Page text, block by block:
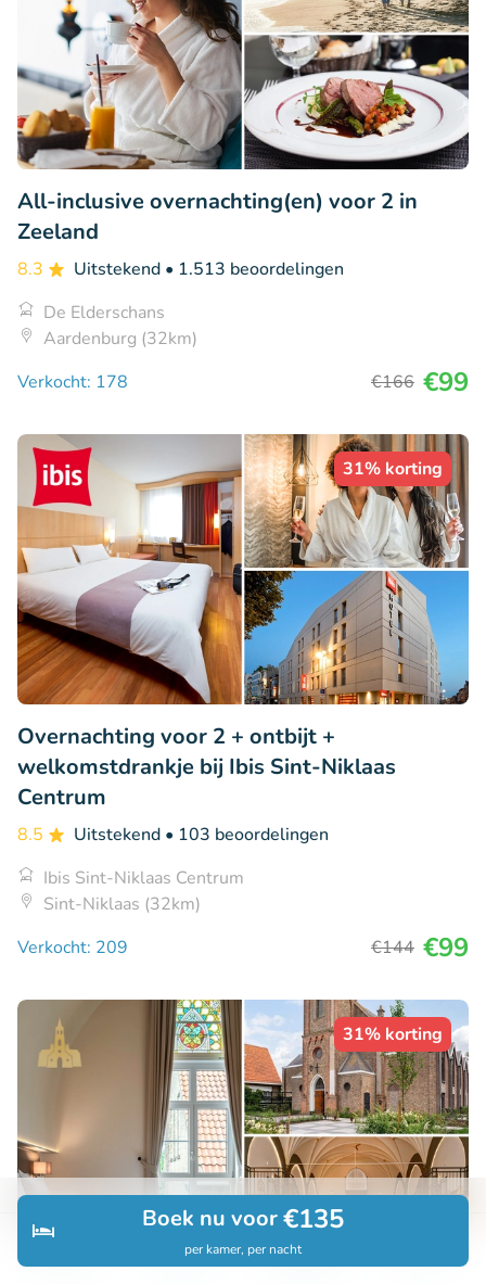
Zoeken Boekingen
Boek nu voor€135
per kamer, per nacht
All-inclusive overnachting(en) voor 2 in
Zeeland
8.3 Uitstekend • 1.513 beoordelingen
De Elderschans
Aardenburg (32km)
Verkocht: 178
€166 €99
31% korting
Overnachting voor 2 + ontbijt +
welkomstdrankje bij Ibis Sint-Niklaas
Centrum
8.5 Uitstekend • 103 beoordelingen
Ibis Sint-Niklaas Centrum
Sint-Niklaas (32km)
Verkocht: 209
€144 €99
31% korting